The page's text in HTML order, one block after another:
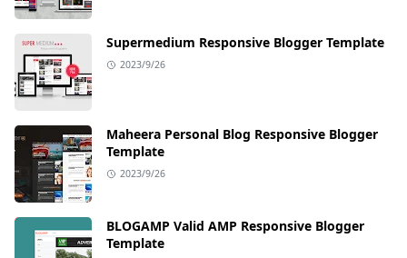
Supermedium Responsive Blogger Template
2023/9/26
Maheera Personal Blog Responsive Blogger
Template
2023/9/26
BLOGAMP Valid AMP Responsive Blogger
Template